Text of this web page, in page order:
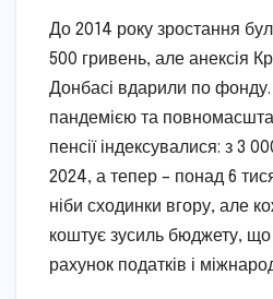
До 2014 року зростання
500 гривень, але анексія
Донбасі вдарили по
пандемією та
пенсії індексувалися: з 3
2024, а тепер – понад 6
ніби сходинки вгору, але
коштує зусиль бюджету, що
рахунок податків і